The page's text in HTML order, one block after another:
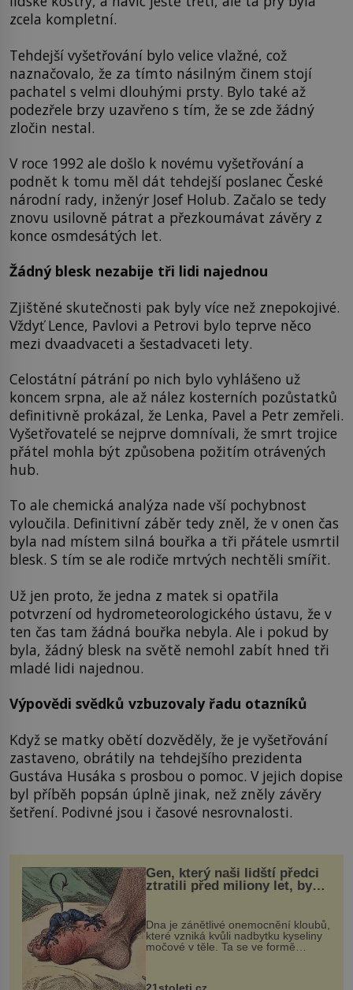
zcela kompletní.
Tehdejší vyšetřování bylo velice vlažné, což
naznačovalo, že za tímto násilným činem stojí
pachatel s velmi dlouhými prsty. Bylo také až
podezřele brzy uzavřeno s tím, že se zde žádný
zločin nestal.
V roce 1992 ale došlo k novému vyšetřování a
podnět k tomu měl dát tehdejší poslanec České
národní rady, inženýr Josef Holub. Začalo se tedy
znovu usilovně pátrat a přezkoumávat závěry z
konce osmdesátých let.
Žádný blesk nezabije tři lidi najednou
Zjištěné skutečnosti pak byly více než znepokojivé.
Vždyť Lence, Pavlovi a Petrovi bylo teprve něco
mezi dvaadvaceti a šestadvaceti lety.
Celostátní pátrání po nich bylo vyhlášeno už
koncem srpna, ale až nález kosterních pozůstatků
definitivně prokázal, že Lenka, Pavel a Petr zemřeli.
Vyšetřovatelé se nejprve domnívali, že smrt trojice
přátel mohla být způsobena požitím otrávených
hub.
To ale chemická analýza nade vší pochybnost
vyloučila. Definitivní záběr tedy zněl, že v onen čas
byla nad místem silná bouřka a tři přátele usmrtil
blesk. S tím se ale rodiče mrtvých nechtěli smířit.
Už jen proto, že jedna z matek si opatřila
potvrzení od hydrometeorologického ústavu, že v
ten čas tam žádná bouřka nebyla. Ale i pokud by
byla, žádný blesk na světě nemohl zabít hned tři
mladé lidi najednou.
Výpovědi svědků vzbuzovaly řadu otazníků
Když se matky obětí dozvěděly, že je vyšetřování
zastaveno, obrátily na tehdejšího prezidenta
Gustáva Husáka s prosbou o pomoc. V jejich dopise
byl příběh popsán úplně jinak, než zněly závěry
šetření. Podivné jsou i časové nesrovnalosti.
Gen, který naši lidští předci
ztratili před miliony let, by
mohl pomoci s léčbou
„nemoci králů“
Dna je zánětlivé onemocnění kloubů,
které vzniká kvůli nadbytku kyseliny
močové v těle. Ta se ve formě
nohou, a způsobuje bole...